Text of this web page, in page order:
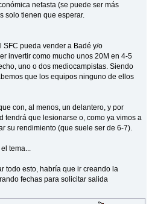
nefasta (se puede ser más
solo tienen que esperar.
SFC pueda vender a Badé y/o
invertir como mucho unos 20M en 4-5
uno o dos mediocampistas. Siendo
que los equipos ninguno de ellos
con, al menos, un delantero, y por
tendrá que lesionarse o, como ya vimos a
su rendimiento (que suele ser de 6-7).
tema...
todo esto, habría que ir creando la
fechas para solicitar salida